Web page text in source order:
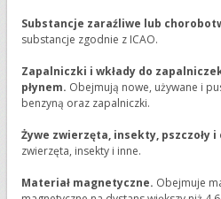
Substancje zaraźliwe lub
substancje zgodnie z ICAO.
Zapalniczki i wkłady do
płynem. Obejmują nowe, używane i
benzyną oraz zapalniczki.
Żywe zwierzęta, insekty, pszczoły i
zwierzęta, insekty i inne.
Materiał magnetyczne. Obejmuje